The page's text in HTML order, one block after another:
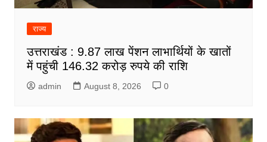
राज्य
उत्तराखंड : 9.87 लाख पेंशन लाभार्थियों के खातों
में पहुंची 146.32 करोड़ रुपये की राशि
admin August 8, 2026 0